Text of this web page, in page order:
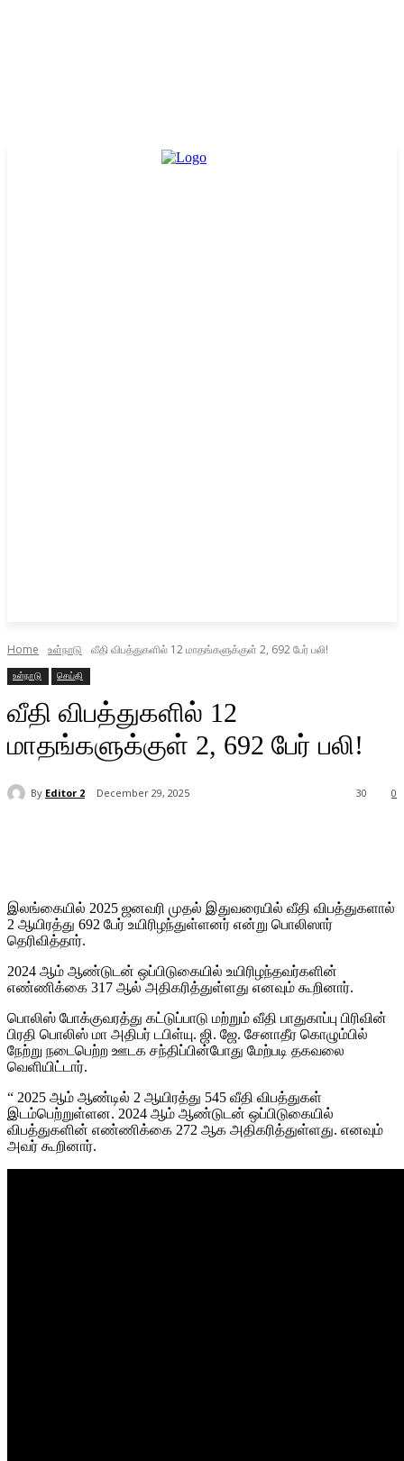
Home உள்நாடு வீதி விபத்துகளில் 12 மாதங்களுக்குள் 2, 692 பேர் பலி!
உள்நாடு செய்தி
வீதி விபத்துகளில் 12
மாதங்களுக்குள் 2, 692 பேர் பலி!
By Editor 2 December 29, 2025 0
30
இலங்கையில் 2025 ஜனவரி முதல் இதுவரையில் வீதி விபத்துகளால்
2 ஆயிரத்து 692 பேர் உயிரிழந்துள்ளனர் என்று பொலிஸார்
தெரிவித்தார்.
2024 ஆம் ஆண்டுடன் ஒப்பிடுகையில் உயிரிழந்தவர்களின்
எண்ணிக்கை 317 ஆல் அதிகரித்துள்ளது எனவும் கூறினார்.
பொலிஸ் போக்குவரத்து கட்டுப்பாடு மற்றும் வீதி பாதுகாப்பு பிரிவின்
பிரதி பொலிஸ் மா அதிபர் டபிள்யு. ஜி. ஜே. சேனாதீர கொழும்பில்
நேற்று நடைபெற்ற ஊடக சந்திப்பின்போது மேற்படி தகவலை
வெளியிட்டார்.
“ 2025 ஆம் ஆண்டில் 2 ஆயிரத்து 545 வீதி விபத்துகள்
இடம்பெற்றுள்ளன. 2024 ஆம் ஆண்டுடன் ஒப்பிடுகையில்
விபத்துகளின் எண்ணிக்கை 272 ஆக அதிகரித்துள்ளது. எனவும்
அவர் கூறினார்.